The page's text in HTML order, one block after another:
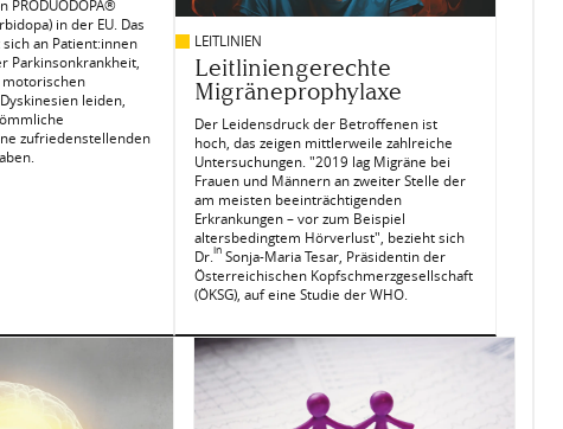
in der EU. Das
an Patient:innen
Parkinsonkrankheit,
leiden,
zufriedenstellenden
LEITLINIEN
Leitliniengerechte
Migräneprophylaxe
Der Leidensdruck der Betroffenen ist
hoch, das zeigen mittlerweile zahlreiche
Untersuchungen. "2019 lag Migräne bei
Frauen und Männern an zweiter Stelle der
am meisten beeinträchtigenden
Erkrankungen – vor zum Beispiel
altersbedingtem Hörverlust", bezieht sich
Dr.in Sonja-Maria Tesar, Präsidentin der
Österreichischen Kopfschmerzgesellschaft
(ÖKSG), auf eine Studie der WHO.